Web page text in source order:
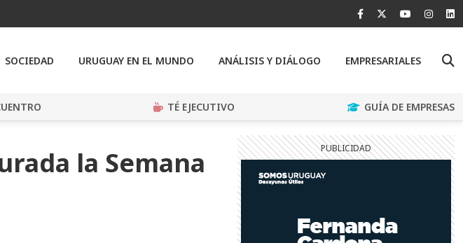
SOCIEDAD URUGUAY EN EL MUNDO ANÁLISIS Y DIÁLOGO EMPRESARIALES
TÉ EJECUTIVO GUÍA DE EMPRESAS
la Semana